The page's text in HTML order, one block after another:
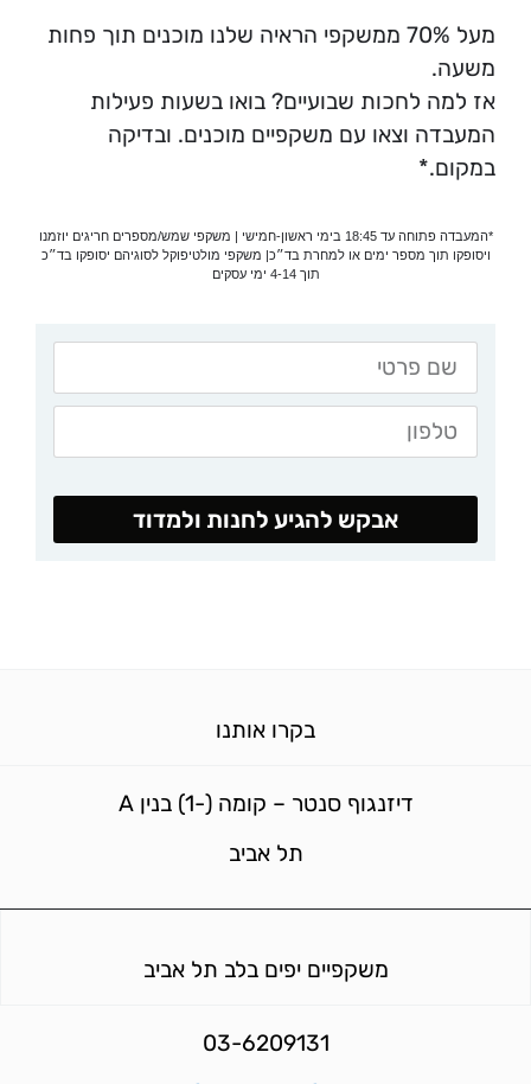
מעל 70% ממשקפי הראיה שלנו מוכנים תוך פחות
משעה.
אז למה לחכות שבועיים? בואו בשעות פעילות
המעבדה וצאו עם משקפיים מוכנים. ובדיקה
במקום.*
*המעבדה פתוחה עד 18:45 בימי ראשון-חמישי | משקפי שמש/מספרים חריגים יוזמנו
ויסופקו תוך מספר ימים או למחרת בד״כ| משקפי מולטיפוקל לסוגיהם יסופקו בד״כ
תוך 4-14 ימי עסקים
אבקש להגיע לחנות ולמדוד
בקרו אותנו
דיזנגוף סנטר – קומה (-1) בנין A
תל אביב
משקפיים יפים בלב תל אביב
03-6209131